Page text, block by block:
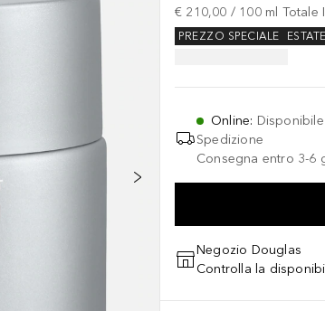
€ 210,00 / 100 ml Totale
ESTATE
PREZZO SPECIALE
Online: Disponibile
Spedizione
Consegna entro 3-6
Negozio Douglas
Controlla la